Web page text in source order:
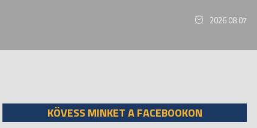
2026 08 07
KÖVESS MINKET A FACEBOOKON